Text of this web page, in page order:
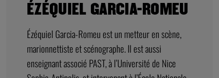
ÉZÉQUIEL GARCIA-ROMEU
Ézéquiel Garcia-Romeu est un metteur en scène,
marionnettiste et scénographe. Il est aussi
enseignant associé PAST, à l’Université de Nice